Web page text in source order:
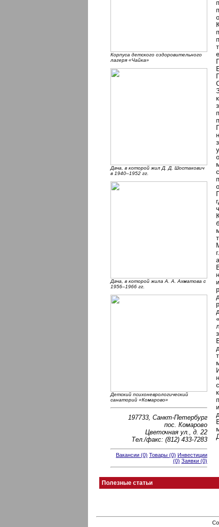
Корпуса детского оздоровительного
лагеря «Чайка»
Дача, в которой жил Д. Д. Шостакович
в 1940–1952 гг.
Дача, в которой жила А. А. Ахматова с
1956–1966 гг.
Детский психоневрологический
санаторий «Комарово»
197733, Санкт-Петербург
пос. Комарово
Цветочная ул., д. 22
Тел./факс: (812) 433-7283
Вакансии (0) Товары (0) Инвестиции
(0) Заявки (0)
Полезные статьи